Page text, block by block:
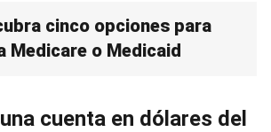
cinco opciones para
Medicare o Medicaid
cuenta en dólares del